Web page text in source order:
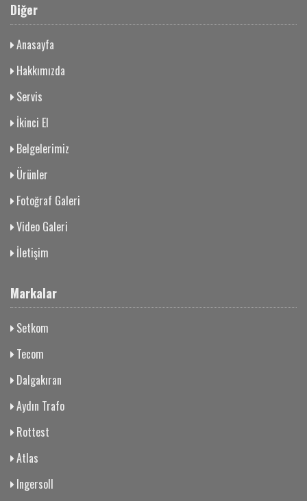
Diğer
Anasayfa
Hakkımızda
Servis
İkinci El
Belgelerimiz
Ürünler
Fotoğraf Galeri
Video Galeri
İletişim
Markalar
Setkom
Tecom
Dalgakıran
Aydın Trafo
Rottest
Atlas
Ingersoll